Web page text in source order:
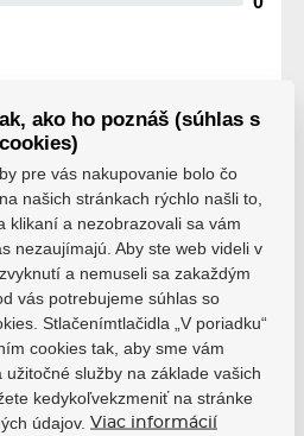
Čierna
Junior Senior
Materiál - Polyester 840
ako ho poznáš (súhlas s
cookies)
pre vás nakupovanie bolo čo
našich stránkach rýchlo našli to,
klikaní a nezobrazovali sa vám
nezaujímajú. Aby ste web videli v
a nemuseli sa zakaždým
vás potrebujeme súhlas so
Stlačenímtlačidla „V poriadku“
cookies tak, aby sme vám
služby na základe vašich
kedykoľvekzmeniť na stránke
údajov. Viac informácií